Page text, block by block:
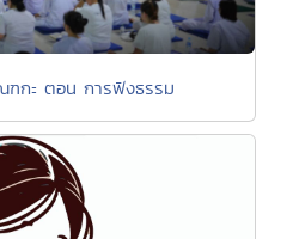
ฑกะ ตอน การฟังธรรม